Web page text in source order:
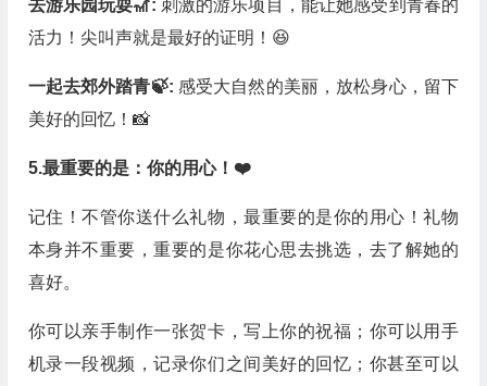
去游乐园玩耍🎢: 刺激的游乐项目，能让她感受到青春的
活力！尖叫声就是最好的证明！😆
一起去郊外踏青🍃: 感受大自然的美丽，放松身心，留下
美好的回忆！📸
5.最重要的是：你的用心！❤️
记住！不管你送什么礼物，最重要的是你的用心！礼物
本身并不重要，重要的是你花心思去挑选，去了解她的
喜好。
你可以亲手制作一张贺卡，写上你的祝福；你可以用手
机录一段视频，记录你们之间美好的回忆；你甚至可以